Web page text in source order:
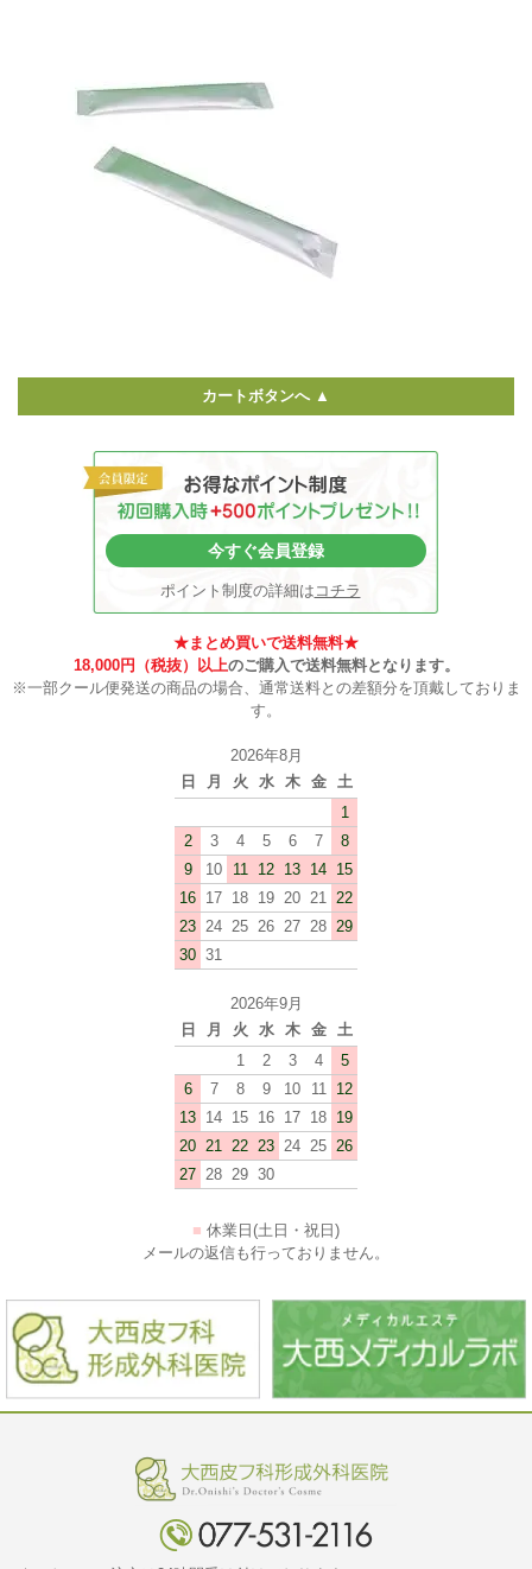
カートボタンへ ▲
今すぐ会員登録
ポイント制度の詳細は コチラ
★まとめ買いで送料無料★
18,000円（税抜）以上のご購入で送料無料となります。
※一部クール便発送の商品の場合、通常送料との差額分を頂戴しておりま
す。
2026年8月
日
月 火 水 木 金
土
1
2
3 4 5 6 7
8
9
10 11 12 13 14 15
16 17 18 19 20 21
22
23 24 25 26 27 28 29
30 31
2026年9月
日
月 火 水 木 金
土
1
2 3 4
5
6
7 8 9 10 11
12
13 14 15 16 17 18 19
20 21 22 23 24 25 26
27 28 29 30
■ 休業日(土日・祝日)
メールの返信も行っておりません。